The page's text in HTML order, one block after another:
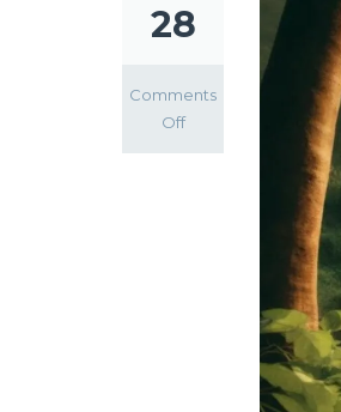
28
Comments
Offon